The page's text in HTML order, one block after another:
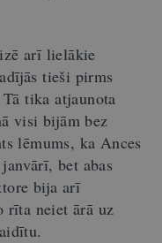
arī lielākie
tieši pirms
tika atjaunota
visi bijām bez
lēmums, ka Ances
bet abas
bija arī
rīta neiet ārā uz